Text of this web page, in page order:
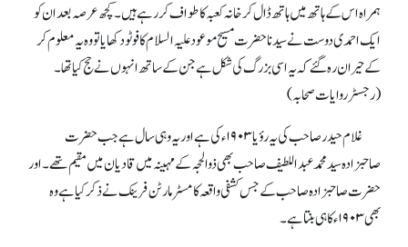
ہمراہ اس کے ہاتھ میں ہاتھ ڈال کر خانہ کعبہ کاطواف کررہے ہیں۔ کچھ عرصہ بعد ان کو
ایک احمدی دوست نے سیدناحضرت مسیح موعود علیہ السلام کا فوٹو دکھایا تووہ یہ معلوم کر
کے حیران رہ گئے کہ یہ اسی بزرگ کی شکل ہے جن کے ساتھ انہوں نے حج کیا تھا۔
(رجسٹر روایات صحابہ)
غلام حیدر صاحب کی یہ رؤیا ۱۹۰۳ء کی ہے اور یہ وہی سال ہے جب حضرت
صاحبزادہ سید محمد عبداللطیف صاحب بھی ذوالحجہ کے مہینہ میں قادیان میں مقیم تھے ۔ اور
حضرت صاحبزادہ صاحب کے جس کشفی واقعہ کا مسٹر مارٹن فرینک نے ذکر کیاہے وہ
بھی ۱۹۰۳ء کا ہی بنتاہے۔